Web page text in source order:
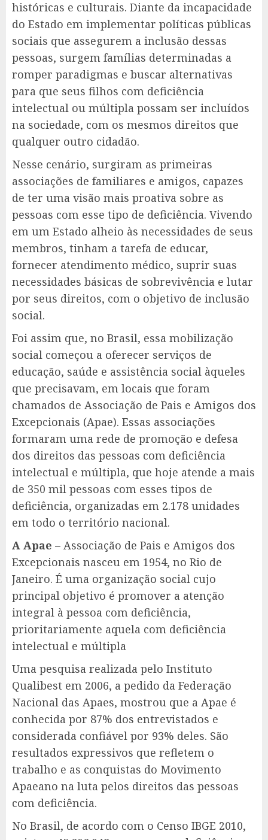
históricas e culturais. Diante da incapacidade
do Estado em implementar políticas públicas
sociais que assegurem a inclusão dessas
pessoas, surgem famílias determinadas a
romper paradigmas e buscar alternativas
para que seus filhos com deficiência
intelectual ou múltipla possam ser incluídos
na sociedade, com os mesmos direitos que
qualquer outro cidadão.
Nesse cenário, surgiram as primeiras
associações de familiares e amigos, capazes
de ter uma visão mais proativa sobre as
pessoas com esse tipo de deficiência. Vivendo
em um Estado alheio às necessidades de seus
membros, tinham a tarefa de educar,
fornecer atendimento médico, suprir suas
necessidades básicas de sobrevivência e lutar
por seus direitos, com o objetivo de inclusão
social.
Foi assim que, no Brasil, essa mobilização
social começou a oferecer serviços de
educação, saúde e assistência social àqueles
que precisavam, em locais que foram
chamados de Associação de Pais e Amigos dos
Excepcionais (Apae). Essas associações
formaram uma rede de promoção e defesa
dos direitos das pessoas com deficiência
intelectual e múltipla, que hoje atende a mais
de 350 mil pessoas com esses tipos de
deficiência, organizadas em 2.178 unidades
em todo o território nacional.
A Apae – Associação de Pais e Amigos dos
Excepcionais nasceu em 1954, no Rio de
Janeiro. É uma organização social cujo
principal objetivo é promover a atenção
integral à pessoa com deficiência,
prioritariamente aquela com deficiência
intelectual e múltipla
Uma pesquisa realizada pelo Instituto
Qualibest em 2006, a pedido da Federação
Nacional das Apaes, mostrou que a Apae é
conhecida por 87% dos entrevistados e
considerada confiável por 93% deles. São
resultados expressivos que refletem o
trabalho e as conquistas do Movimento
Apaeano na luta pelos direitos das pessoas
com deficiência.
No Brasil, de acordo com o Censo IBGE 2010,